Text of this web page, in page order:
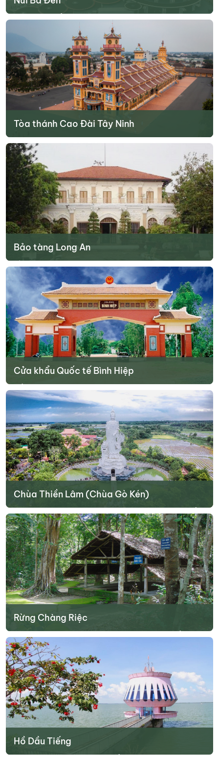
chỉ cách khoảng hơn 10km. Với những du khách yêu trải nghiệm và
du lịch núi thì đây chắc chắn sẽ là địa điểm du lịch ở Tây Ninh
không thể bỏ lỡ.
Tìm hiểu thêm
Tòa thánh Cao Đài Tây Ninh
từ năm 1933. Tuy nhiên trong thời gian xây dựng bị gián đoạn, mãi
đến năm 1955 công trình mới được hoàn thiện.
Tìm hiểu thêm
Bảo tàng Long An
lịch sử, văn hóa và thiên nhiên của tỉnh. Đây là nơi lý tưởng để tìm
hiểu sâu hơn về vùng đất này.
Tìm hiểu thêm
Cửa khẩu Quốc tế Bình Hiệp
hút người dân địa phương và khách qua lại.
Tìm hiểu thêm
Chùa Thiền Lâm (Chùa Gò Kén)
Ngôi chùa này được xây dựng sớm nhất tại Tây Ninh. Đây là một
công trình kiến trúc độc đáo với nhiều nét du lịch tâm linh thu hút
du khách tham quan khi đến với tỉnh thành này.
Tìm hiểu thêm
Rừng Chàng Riệc
tích lịch sử thì địa điểm du lịch Tây Ninh rừng Chàng Riệc sẽ là một
lựa chọn thú vị. Đến với địa điểm này, bạn sẽ được trải nghiệm thư
giãn với không khí thiên nhiên mát lành, khám...
Tìm hiểu thêm
Hồ Dầu Tiếng